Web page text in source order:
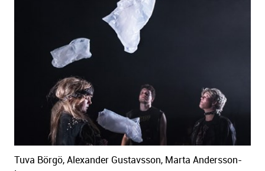
Tuva Börgö, Alexander Gustavsson, Marta Andersson-